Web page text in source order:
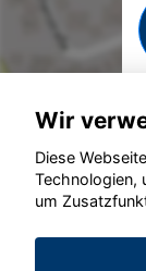
©
Wir
Diese
Technologien,
um